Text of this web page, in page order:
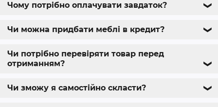
Чому потрібно оплачувати завдаток? ❯
Чи можна придбати меблі в кредит? ❯
Чи потрібно перевіряти товар перед
отриманням?
❯
Чи зможу я самостійно скласти? ❯